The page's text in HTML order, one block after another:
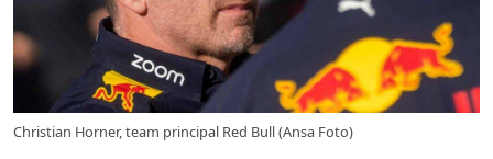
Christian Horner, team principal Red Bull (Ansa Foto)